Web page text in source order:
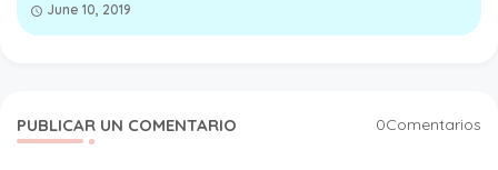
June 10, 2019
PUBLICAR UN COMENTARIO 0Comentarios